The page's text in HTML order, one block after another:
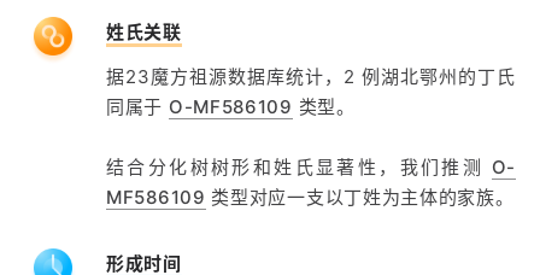
姓氏关联
据23魔方祖源数据库统计，2 例湖北鄂州的丁氏
同属于 O-MF586109 类型。
结合分化树树形和姓氏显著性，我们推测 O-
MF586109 类型对应一支以丁姓为主体的家族。
形成时间